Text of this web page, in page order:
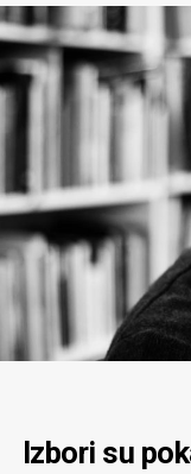
Izbori su